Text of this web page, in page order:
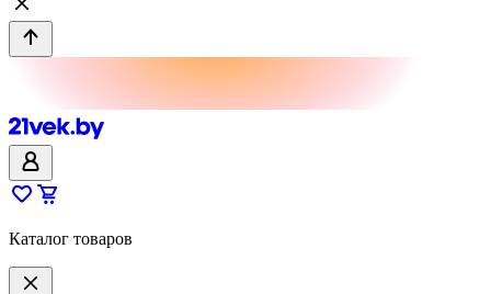
Каталог товаров